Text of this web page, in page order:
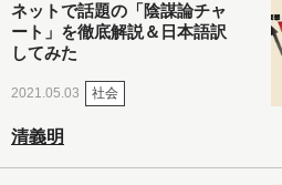
ネットで話題の「陰謀論チャ
ート」を徹底解説＆日本語訳
してみた
2021.05.03 社会
清義明